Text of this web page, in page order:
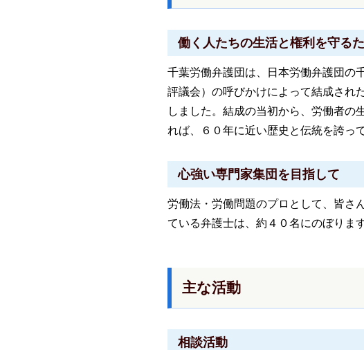
働く人たちの生活と権利を守る
千葉労働弁護団は、日本労働弁護団の
評議会）の呼びかけによって結成され
しました。結成の当初から、労働者の
れば、６０年に近い歴史と伝統を誇っ
心強い専門家集団を目指して
労働法・労働問題のプロとして、皆さ
ている弁護士は、約４０名にのぼります
主な活動
相談活動